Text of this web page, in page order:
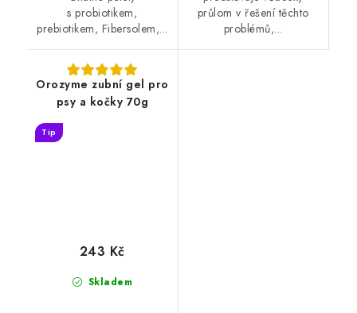
s probiotikem,
prebiotikem, Fibersolem,...
průlom v řešení těchto
problémů,...
Orozyme zubní gel pro
psy a kočky 70g
Tip
Skladem
243 Kč